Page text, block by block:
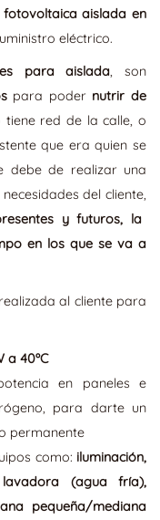
fotovoltaica aislada en
eléctrico.
para aislada, son
para poder nutrir de
tiene red de la calle, o
que era quien se
debe de realizar una
del cliente,
y futuros, la
en los que se va a
al cliente para
a 40ºC
en paneles e
para darte un
permanente
como: iluminación,
(agua fría),
pequeña/mediana